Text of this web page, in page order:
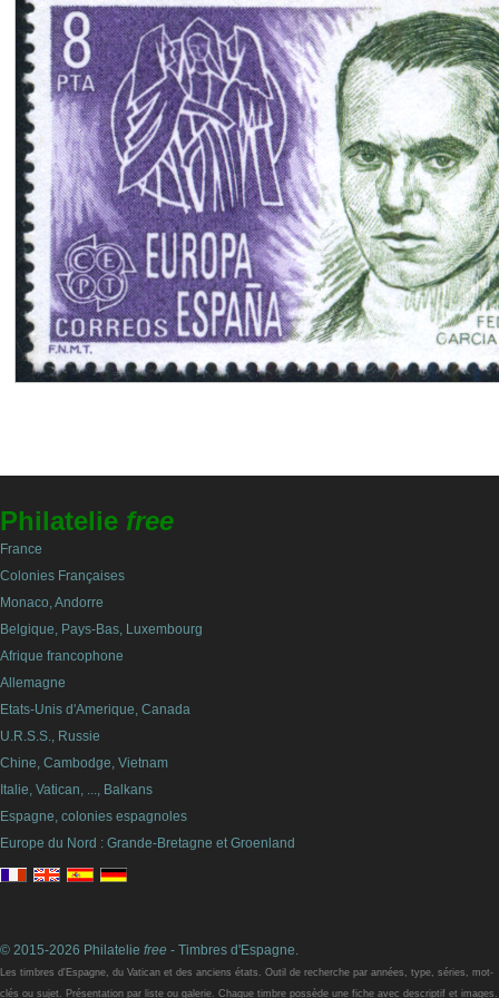
Philatelie free
France
Colonies Françaises
Monaco, Andorre
Belgique, Pays-Bas, Luxembourg
Afrique francophone
Allemagne
Etats-Unis d'Amerique, Canada
U.R.S.S., Russie
Chine, Cambodge, Vietnam
Italie, Vatican, ..., Balkans
Espagne, colonies espagnoles
Europe du Nord : Grande-Bretagne et Groenland
© 2015-2026 Philatelie free - Timbres d'Espagne.
Les timbres d'Espagne, du Vatican et des anciens états. Outil de recherche par années, type, séries, mot-
clés ou sujet. Présentation par liste ou galerie. Chaque timbre possède une fiche avec descriptif et images.